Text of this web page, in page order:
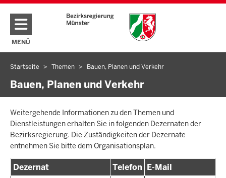
Direkt zum Inhalt
MENÜ
NAVIGATION AKTIVIEREN/DEAKTIVIEREN: HAUPTMENÜ
Sie
befinden
Startseite Themen Bauen, Planen und Verkehr
Bauen, Planen und Verkehr
Weitergehende Informationen zu den Themen und
Dienstleistungen erhalten Sie in folgenden Dezernaten der
Bezirksregierung. Die Zuständigkeiten der Dezernate
entnehmen Sie bitte dem Organisationsplan.
Dezernat Telefon E-Mail